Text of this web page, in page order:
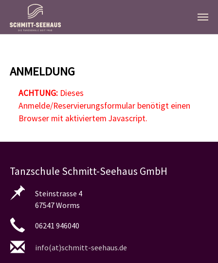
ANMELDUNG
ACHTUNG:Dieses
Anmelde/Reservierungsformular benötigt einen
Browser mit aktiviertem Javascript.
Tanzschule Schmitt-Seehaus GmbH
Steinstrasse 4
67547 Worms
06241 946040
info(at)schmitt-seehaus.de